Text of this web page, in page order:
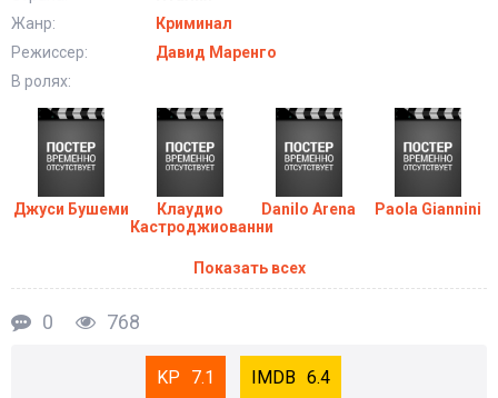
работа.
Теперь она в новом городе, с новой должностью, но сможет ли
она действительно оставить прошлое позади, или оно снова
Сериал Ванина, вице-квестор из Катании (1-2
Сезон) в хорошем качестве HD
Жанр:
Криминал
Режиссер:
Давид Маренго
В ролях:
Джуси Бушеми
Клаудио
Кастроджиованни
Danilo Arena Paola Giannini
Показать всех
0 768
7.1 6.4